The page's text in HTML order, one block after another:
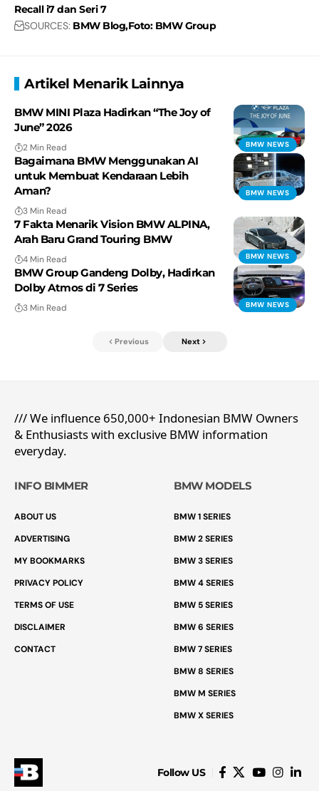
Recall i7 dan Seri 7
SOURCES: BMW BlogFoto: BMW Group
Artikel Menarik Lainnya
BMW NEWS
BMW MINI Plaza Hadirkan “The Joy of
June” 2026
2 Min Read
BMW NEWS
Bagaimana BMW Menggunakan AI
untuk Membuat Kendaraan Lebih
Aman?
3 Min Read
BMW NEWS
7 Fakta Menarik Vision BMW ALPINA,
Arah Baru Grand Touring BMW
4 Min Read
BMW NEWS
BMW Group Gandeng Dolby, Hadirkan
Dolby Atmos di 7 Series
3 Min Read
Previous Next
/// We influence 650,000+ Indonesian BMW Owners
& Enthusiasts with exclusive BMW information
everyday.
INFO BIMMER
ABOUT US
ADVERTISING
MY BOOKMARKS
PRIVACY POLICY
TERMS OF USE
DISCLAIMER
CONTACT
BMW MODELS
BMW 1 SERIES
BMW 2 SERIES
BMW 3 SERIES
BMW 4 SERIES
BMW 5 SERIES
BMW 6 SERIES
BMW 7 SERIES
BMW 8 SERIES
BMW M SERIES
BMW X SERIES
Follow US